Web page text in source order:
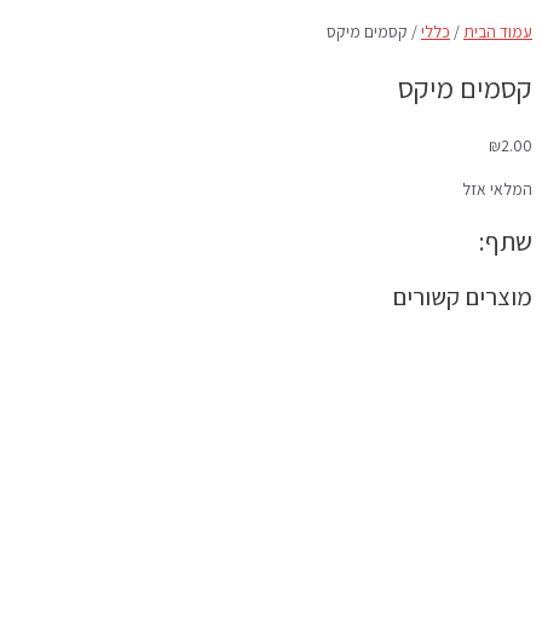
עמוד הבית/ כללי/ קסמים מיקס
קסמים מיקס
₪2.00
המלאי אזל
שתף:
מוצרים קשורים